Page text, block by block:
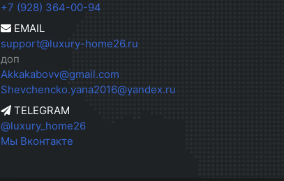
+7 (928) 364-00-94
EMAIL
support@luxury-home26.ru
доп
Akkakabovv@gmail.com
Shevchencko.yana2016@yandex.ru
TELEGRAM
@luxury_home26
Мы Вконтакте